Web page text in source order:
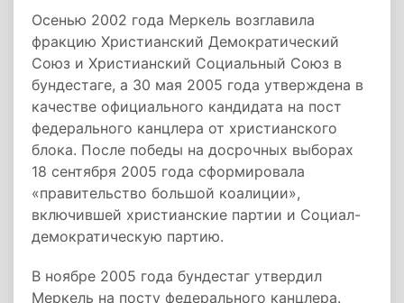
Осенью 2002 года Меркель возглавила
фракцию Христианский Демократический
Союз и Христианский Социальный Союз в
бундестаге, а 30 мая 2005 года утверждена в
качестве официального кандидата на пост
федерального канцлера от христианского
блока. После победы на досрочных выборах
18 сентября 2005 года сформировала
«правительство большой коалиции»,
включившей христианские партии и Социал-
демократическую партию.
В ноябре 2005 года бундестаг утвердил
Меркель на посту федерального канцлера.